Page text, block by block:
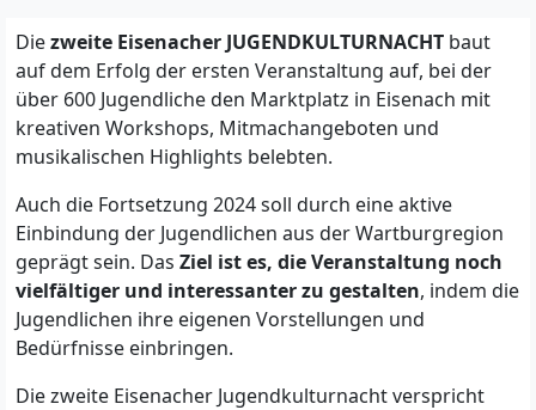
Diezweite Eisenacher JUGENDKULTURNACHT baut
auf dem Erfolg der ersten Veranstaltung auf, bei der
über 600 Jugendliche den Marktplatz in Eisenach mit
kreativen Workshops, Mitmachangeboten und
musikalischen Highlights belebten.
Auch die Fortsetzung 2024 soll durch eine aktive
Einbindung der Jugendlichen aus der Wartburgregion
geprägt sein. Das Ziel ist es, die Veranstaltung noch
vielfältiger und interessanter zu gestalten, indem die
Jugendlichen ihre eigenen Vorstellungen und
Bedürfnisse einbringen.
Die zweite Eisenacher Jugendkulturnacht verspricht